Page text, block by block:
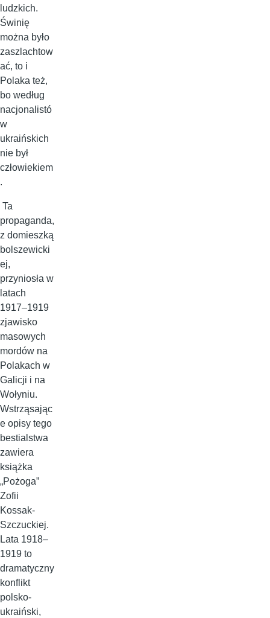
ludzkich.
Świnię
można było
zaszlachtow
ać, to i
Polaka też,
bo według
nacjonalistó
w
ukraińskich
nie był
człowiekiem
.
Ta
propaganda,
z domieszką
bolszewicki
ej,
przyniosła w
latach
1917–1919
zjawisko
masowych
mordów na
Polakach w
Galicji i na
Wołyniu.
Wstrząsając
e opisy tego
bestialstwa
zawiera
książka
„Pożoga”
Zofii
Kossak-
Szczuckiej.
Lata 1918–
1919 to
dramatyczny
konflikt
polsko-
ukraiński,